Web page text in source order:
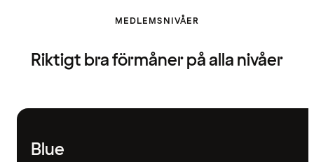
MEDLEMSNIVÅER
Riktigt bra förmåner på alla nivåer
Blue